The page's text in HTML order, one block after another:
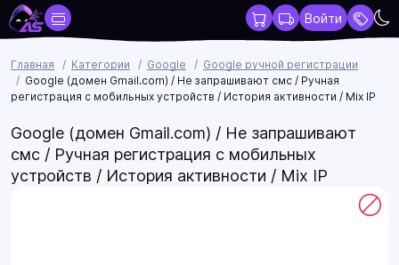
Войти
Главная Категории Google
Google ручной регистрации
Google (домен Gmail.com) / Не запрашивают смс / Ручная
регистрация с мобильных устройств / История активности / Mix IP
Google (домен Gmail.com) / Не запрашивают
смс / Ручная регистрация с мобильных
устройств / История активности / Mix IP